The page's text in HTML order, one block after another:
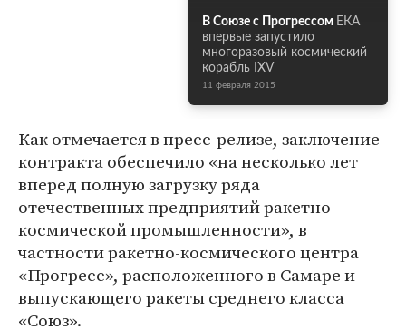
В Союзе с Прогрессом ЕКА
впервые запустило
многоразовый космический
корабль IXV
11 февраля 2015
Как отмечается в пресс-релизе, заключение
контракта обеспечило «на несколько лет
вперед полную загрузку ряда
отечественных предприятий ракетно-
космической промышленности», в
частности ракетно-космического центра
«Прогресс», расположенного в Самаре и
выпускающего ракеты среднего класса
«Союз».